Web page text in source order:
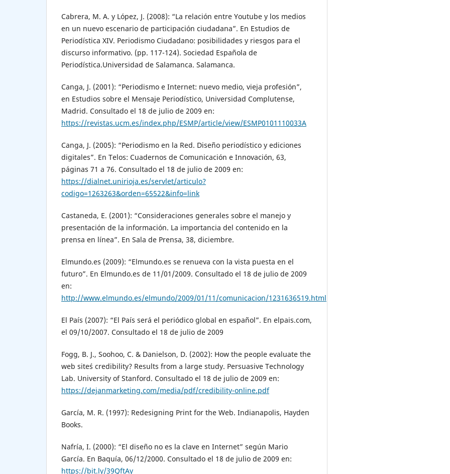
Cabrera, M. A. y López, J. (2008): “La relación entre Youtube y los medios
en un nuevo escenario de participación ciudadana”. En Estudios de
Periodística XIV. Periodismo Ciudadano: posibilidades y riesgos para el
discurso informativo. (pp. 117-124). Sociedad Española de
Periodística.Universidad de Salamanca. Salamanca.
Canga, J. (2001): “Periodismo e Internet: nuevo medio, vieja profesión”,
en Estudios sobre el Mensaje Periodístico, Universidad Complutense,
Madrid. Consultado el 18 de julio de 2009 en:
https://revistas.ucm.es/index.php/ESMP/article/view/ESMP0101110033A
Canga, J. (2005): “Periodismo en la Red. Diseño periodístico y ediciones
digitales”. En Telos: Cuadernos de Comunicación e Innovación, 63,
páginas 71 a 76. Consultado el 18 de julio de 2009 en:
https://dialnet.unirioja.es/servlet/articulo?
codigo=1263263&orden=65522&info=link
Castaneda, E. (2001): “Consideraciones generales sobre el manejo y
presentación de la información. La importancia del contenido en la
prensa en línea”. En Sala de Prensa, 38, diciembre.
Elmundo.es (2009): “Elmundo.es se renueva con la vista puesta en el
futuro”. En Elmundo.es de 11/01/2009. Consultado el 18 de julio de 2009
en:
http://www.elmundo.es/elmundo/2009/01/11/comunicacion/1231636519.html
El País (2007): “El País será el periódico global en español”. En elpais.com,
el 09/10/2007. Consultado el 18 de julio de 2009
Fogg, B. J., Soohoo, C. & Danielson, D. (2002): How the people evaluate the
web site´s credibility? Results from a large study. Persuasive Technology
Lab. University of Stanford. Consultado el 18 de julio de 2009 en:
https://dejanmarketing.com/media/pdf/credibility-online.pdf
García, M. R. (1997): Redesigning Print for the Web. Indianapolis, Hayden
Books.
Nafría, I. (2000): “El diseño no es la clave en Internet” según Mario
García. En Baquía, 06/12/2000. Consultado el 18 de julio de 2009 en:
https://bit.ly/39QftAy